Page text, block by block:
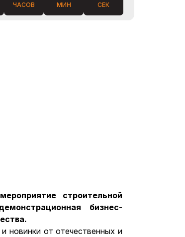
ЧАСОВ МИН СЕК
строительной
бизнес-
новинки от отечественных и